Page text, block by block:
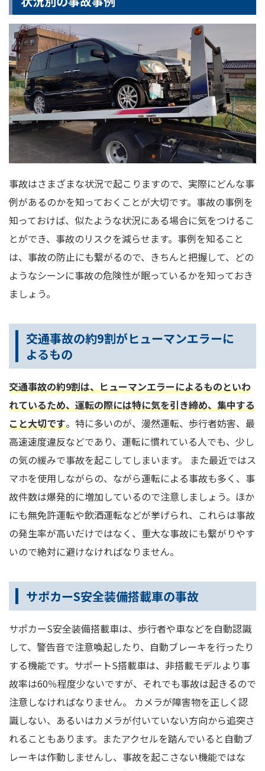
事故はさまざまな状況で起こりますので、実際にどんな事
例があるのかを知っておくことが大切です。事故の事例を
知っておけば、似たような状況にある場合に気をつけるこ
とができ、事故のリスクを減らせます。事例を知ること
は、事故の防止にも繋がるので、きちんと把握して、どの
ようなシーンに事故の危険性が眠っているかを知っておき
ましょう。
交通事故の約9割がヒューマンエラーに
よるもの
交通事故の約9割は、ヒューマンエラーによるものといわ
れているため、運転の際には特に気を引き締め、集中する
こと大切です。特に多いのが、漫然運転、歩行者妨害、最
高速速度違反などであり、運転に慣れている人でも、少し
の気の緩みで事故を起こしてしまいます。 また最近ではス
マホを使用しながらの、ながら運転による事故も多く、事
故件数は爆発的に増加しているので注意しましょう。ほか
にも無免許運転や飲酒運転などが挙げられ、これらは事故
の発生率が高いだけではなく、重大な事故にも繋がりやす
いので絶対に避けなければなりません。
サポカーS安全装備搭載車の事故
サポカーS安全装備搭載車は、歩行者や車などを自動認識
して、警告音で注意喚起したり、自動ブレーキを行ったり
する機能です。サポートS搭載車は、非搭載モデルより事
故率は60％程度少ないですが、それでも事故は起きるので
注意しなければなりません。 カメラが障害物を正しく認
識しない、あるいはカメラが付いていない方向から追突さ
れることもあります。またアクセルを踏んでいると自動ブ
レーキは作動しませんし、事故を起こさない機能ではな